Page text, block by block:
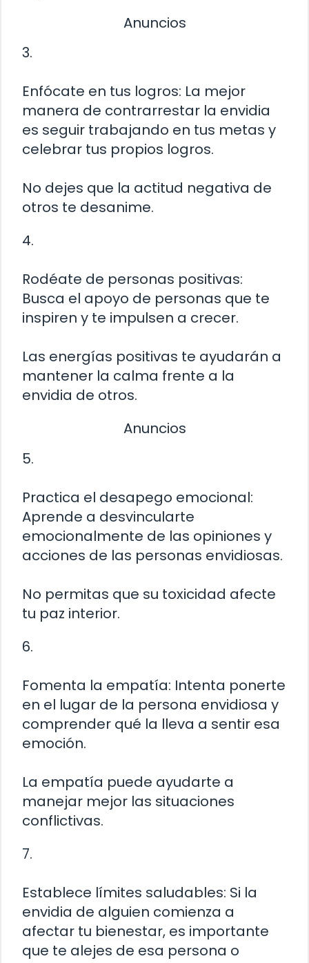
Anuncios
3.
Enfócate en tus logros: La mejor
manera de contrarrestar la envidia
es seguir trabajando en tus metas y
celebrar tus propios logros.
No dejes que la actitud negativa de
otros te desanime.
4.
Rodéate de personas positivas:
Busca el apoyo de personas que te
inspiren y te impulsen a crecer.
Las energías positivas te ayudarán a
mantener la calma frente a la
envidia de otros.
Anuncios
5.
Practica el desapego emocional:
Aprende a desvincularte
emocionalmente de las opiniones y
acciones de las personas envidiosas.
No permitas que su toxicidad afecte
tu paz interior.
6.
Fomenta la empatía: Intenta ponerte
en el lugar de la persona envidiosa y
comprender qué la lleva a sentir esa
emoción.
La empatía puede ayudarte a
manejar mejor las situaciones
conflictivas.
7.
Establece límites saludables: Si la
envidia de alguien comienza a
afectar tu bienestar, es importante
que te alejes de esa persona o